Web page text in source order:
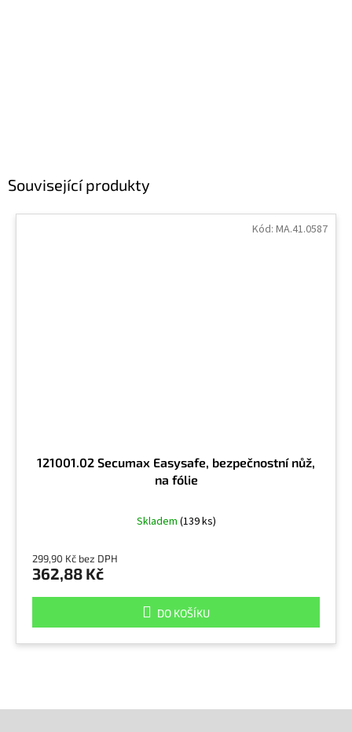
Související produkty
121001.02 Secumax Easysafe, bezpečnostní nůž,
na fólie
Skladem (139 ks)
299,90 Kč bez DPH
362,88 Kč
DO KOŠÍKU
Kód: MA.41.0587